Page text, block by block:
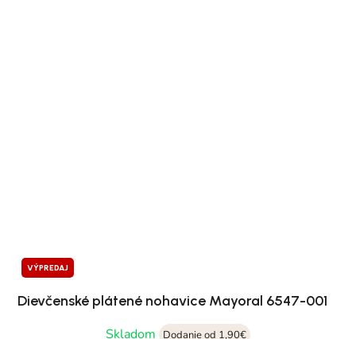
VÝPREDAJ
Dievčenské plátené nohavice Mayoral 6547-001
Skladom
Dodanie od 1,90€